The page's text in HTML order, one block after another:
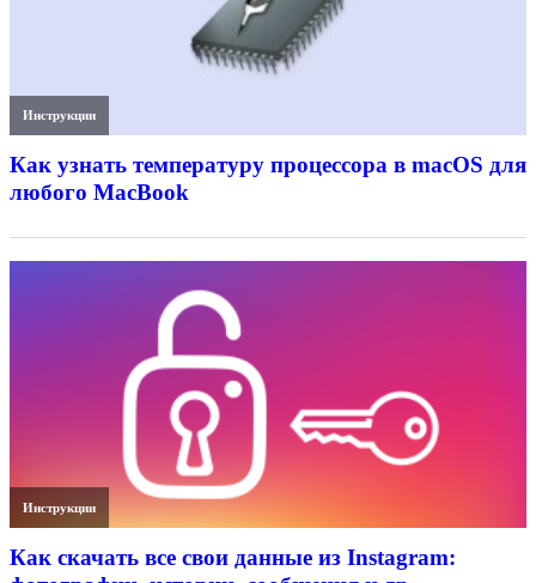
Инструкции
Как узнать температуру процессора в macOS для
любого MacBook
Инструкции
Как скачать все свои данные из Instagram: